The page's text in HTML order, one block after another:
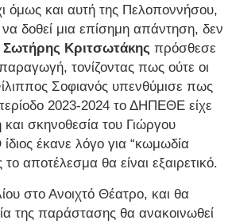
όμως και αυτή της Πελοποννήσου,
δοθεί μια επίσημη απάντηση, δεν
Σωτήρης Κριτσωτάκης πρόσθεσε
τονίζοντας πως ούτε οι
Σοφιανός υπενθύμισε πως
2023-2024 το ΔΗΠΕΘΕ είχε
σκηνοθεσία του Γιώργου
έκανε λόγο για “κωμωδία
αποτέλεσμα θα είναι εξαιρετικό.
στο Ανοιχτό Θέατρο, και θα
της παράστασης θα ανακοινωθεί